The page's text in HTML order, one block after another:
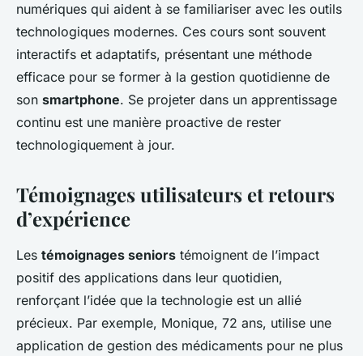
numériques qui aident à se familiariser avec les outils
technologiques modernes. Ces cours sont souvent
interactifs et adaptatifs, présentant une méthode
efficace pour se former à la gestion quotidienne de
son smartphone. Se projeter dans un apprentissage
continu est une manière proactive de rester
technologiquement à jour.
Témoignages utilisateurs et retours
d’expérience
Les témoignages seniors témoignent de l’impact
positif des applications dans leur quotidien,
renforçant l’idée que la technologie est un allié
précieux. Par exemple, Monique, 72 ans, utilise une
application de gestion des médicaments pour ne plus